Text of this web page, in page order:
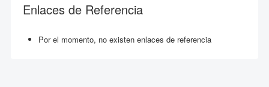
Enlaces de Referencia
Por el momento, no existen enlaces de referencia